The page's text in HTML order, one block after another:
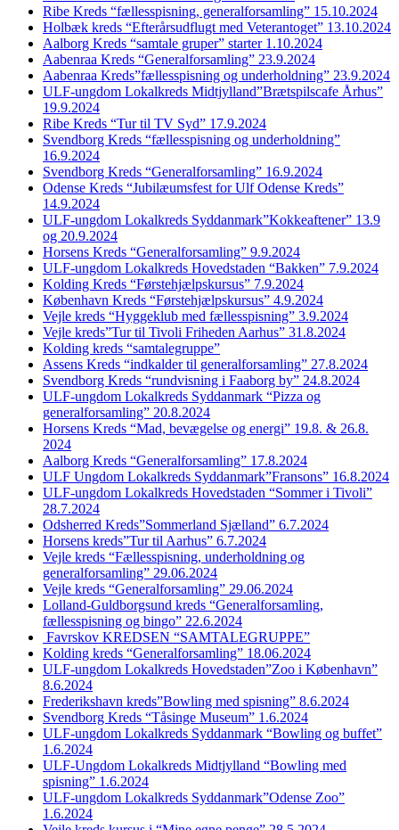
Ribe Kreds “fællesspisning, generalforsamling” 15.10.2024
Holbæk kreds “Efterårsudflugt med Veterantoget” 13.10.2024
Aalborg Kreds “samtale gruper” starter 1.10.2024
Aabenraa Kreds “Generalforsamling” 23.9.2024
Aabenraa Kreds”fællesspisning og underholdning” 23.9.2024
ULF-ungdom Lokalkreds Midtjylland”Brætspilscafe Århus”
19.9.2024
Ribe Kreds “Tur til TV Syd” 17.9.2024
Svendborg Kreds “fællesspisning og underholdning”
16.9.2024
Svendborg Kreds “Generalforsamling” 16.9.2024
Odense Kreds “Jubilæumsfest for Ulf Odense Kreds”
14.9.2024
ULF-ungdom Lokalkreds Syddanmark”Kokkeaftener” 13.9
og 20.9.2024
Horsens Kreds “Generalforsamling” 9.9.2024
ULF-ungdom Lokalkreds Hovedstaden “Bakken” 7.9.2024
Kolding Kreds “Førstehjælpskursus” 7.9.2024
København Kreds “Førstehjælpskursus” 4.9.2024
Vejle kreds “Hyggeklub med fællesspisning” 3.9.2024
Vejle kreds”Tur til Tivoli Friheden Aarhus” 31.8.2024
Kolding kreds “samtalegruppe”
Assens Kreds “indkalder til generalforsamling” 27.8.2024
Svendborg Kreds “rundvisning i Faaborg by” 24.8.2024
ULF-ungdom Lokalkreds Syddanmark “Pizza og
generalforsamling” 20.8.2024
Horsens Kreds “Mad, bevægelse og energi” 19.8. & 26.8.
2024
Aalborg Kreds “Generalforsamling” 17.8.2024
ULF Ungdom Lokalkreds Syddanmark”Fransons” 16.8.2024
ULF-ungdom Lokalkreds Hovedstaden “Sommer i Tivoli”
28.7.2024
Odsherred Kreds”Sommerland Sjælland” 6.7.2024
Horsens kreds”Tur til Aarhus” 6.7.2024
Vejle kreds “Fællesspisning, underholdning og
generalforsamling” 29.06.2024
Vejle kreds “Generalforsamling” 29.06.2024
Lolland-Guldborgsund kreds “Generalforsamling,
fællesspisning og bingo” 22.6.2024
Favrskov KREDSEN “SAMTALEGRUPPE”
Kolding kreds “Generalforsamling” 18.06.2024
ULF-ungdom Lokalkreds Hovedstaden”Zoo i København”
8.6.2024
Frederikshavn kreds”Bowling med spisning” 8.6.2024
Svendborg Kreds “Tåsinge Museum” 1.6.2024
ULF-ungdom Lokalkreds Syddanmark “Bowling og buffet”
1.6.2024
ULF-Ungdom Lokalkreds Midtjylland “Bowling med
spisning” 1.6.2024
ULF-ungdom Lokalkreds Syddanmark”Odense Zoo”
1.6.2024